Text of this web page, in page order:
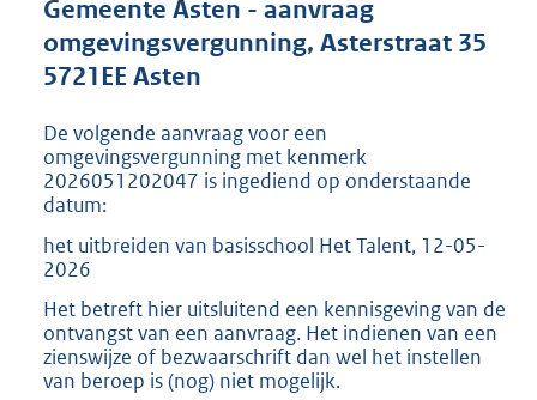
o
e
:
2
K
Gemeente Asten - aanvraag
omgevingsvergunning, Asterstraat 35
5721EE Asten
De volgende aanvraag voor een
omgevingsvergunning met kenmerk
2026051202047 is ingediend op onderstaande
datum:
het uitbreiden van basisschool Het Talent, 12-05-
2026
Het betreft hier uitsluitend een kennisgeving van de
ontvangst van een aanvraag. Het indienen van een
zienswijze of bezwaarschrift dan wel het instellen
van beroep is (nog) niet mogelijk.